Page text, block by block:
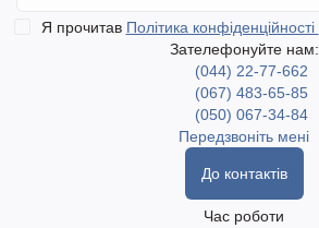
Я прочитав Політика конфіденційності
Зателефонуйте нам:
(044) 22-77-662
(067) 483-65-85
(050) 067-34-84
Передзвоніть мені
До контактів
Час роботи